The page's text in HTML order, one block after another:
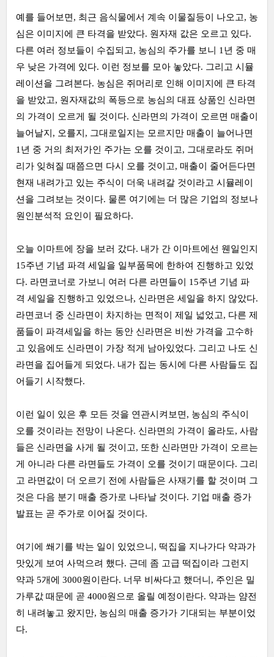
예를 들어보면, 최근 음식물에서 계속 이물질등이 나오고, 농
심은 이미지에 큰 타격을 받았다. 원자재 값은 오르고 있다.
다른 여러 정보들이 수집되고, 농심의 주가를 보니 1년 중 매
우 낮은 가격에 있다. 이런 정보를 모아 놓았다. 그리고 시뮬
레이션을 그려본다. 농심은 쥐머리로 인해 이미지에 큰 타격
을 받았고, 원자재값의 폭등으로 농심의 대표 상품인 신라면
의 가격이 오르게 될 것이다. 신라면의 가격이 오르면 매출이
늘어날지, 오를지, 그대로일지는 모르지만 매출이 늘어나면
1년 중 거의 최저가인 주가는 오를 것이고, 그대로라도 쥐머
리가 잊혀질 때쯤으면 다시 오를 것이고, 매출이 줄어든다면
현재 내려가고 있는 주식이 더욱 내려갈 것이라고 시뮬레이
션을 그려보는 것이다. 물론 여기에는 더 많은 기업의 정보나
원인분석적 요인이 필요하다.
오늘 이마트에 장을 보러 갔다. 내가 간 이마트에선 웬일인지
15주년 기념 파격 세일을 일부품목에 한하여 진행하고 있었
다. 라면코너로 가보니 여러 다른 라면들이 15주년 기념 파
격 세일을 진행하고 있었으나, 신라면은 세일을 하지 않았다.
라면코너 중 신라면이 차지하는 면적이 제일 넓었고, 다른 제
품들이 파격세일을 하는 동안 신라면은 비싼 가격을 고수하
고 있음에도 신라면이 가장 적게 남아있었다. 그리고 나도 신
라면을 집어들게 되었다. 내가 집는 동시에 다른 사람들도 집
어들기 시작했다.
이런 일이 있은 후 모든 것을 연관시켜보면, 농심의 주식이
오를 것이라는 전망이 나온다. 신라면의 가격이 올라도, 사람
들은 신라면을 사게 될 것이고, 또한 신라면만 가격이 오르는
게 아니라 다른 라면들도 가격이 오를 것이기 때문이다. 그리
고 라면값이 더 오르기 전에 사람들은 사재기를 할 것이며 그
것은 다음 분기 매출 증가로 나타날 것이다. 기업 매출 증가
발표는 곧 주가로 이어질 것이다.
여기에 쐐기를 박는 일이 있었으니, 떡집을 지나가다 약과가
맛있게 보여 사먹으려 했다. 근데 좀 고급 떡집이라 그런지
약과 5개에 3000원이란다. 너무 비싸다고 했더니, 주인은 밀
가루값 때문에 곧 4000원으로 올릴 예정이란다. 약과는 얌전
히 내려놓고 왔지만, 농심의 매출 증가가 기대되는 부분이었
다.